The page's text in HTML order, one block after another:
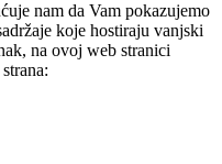
nam da Vam pokazujemo
koje hostiraju vanjski
na ovoj web stranici